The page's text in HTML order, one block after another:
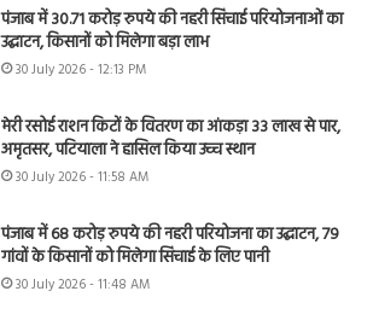
पंजाब में 30.71 करोड़ रुपये की नहरी सिंचाई परियोजनाओं का
उद्घाटन, किसानों को मिलेगा बड़ा लाभ
30 July 2026 - 12:13 PM
मेरी रसोई राशन किटों के वितरण का आंकड़ा 33 लाख से पार,
अमृतसर, पटियाला ने हासिल किया उच्च स्थान
30 July 2026 - 11:58 AM
पंजाब में 68 करोड़ रुपये की नहरी परियोजना का उद्घाटन, 79
गांवों के किसानों को मिलेगा सिंचाई के लिए पानी
30 July 2026 - 11:48 AM